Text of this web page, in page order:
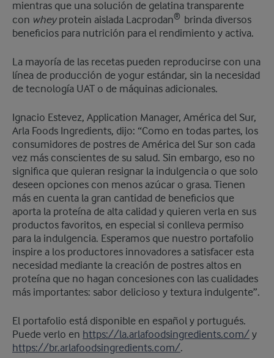
mientras que una solución de gelatina transparente
con wheyprotein aislada Lacprodan® ​ brinda diversos
beneficios para nutrición para el rendimiento y activa.
La mayoría de las recetas pueden reproducirse con una
línea de producción de yogur estándar, sin la necesidad
de tecnología UAT o de máquinas adicionales.
Ignacio Estevez, Application Manager, América del Sur,
Arla Foods Ingredients, dijo: “Como en todas partes, los
consumidores de postres de América del Sur son cada
vez más conscientes de su salud. Sin embargo, eso no
significa que quieran resignar la indulgencia o que solo
deseen opciones con menos azúcar o grasa. Tienen
más en cuenta la gran cantidad de beneficios que
aporta la proteína de alta calidad y quieren verla en sus
productos favoritos, en especial si conlleva permiso
para la indulgencia. Esperamos que nuestro portafolio
inspire a los productores innovadores a satisfacer esta
necesidad mediante la creación de postres altos en
proteína que no hagan concesiones con las cualidades
más importantes: sabor delicioso y textura indulgente”.
El portafolio está disponible en español y portugués.
Puede verlo en https://la.arlafoodsingredients.com/ y
https://br.arlafoodsingredients.com/.